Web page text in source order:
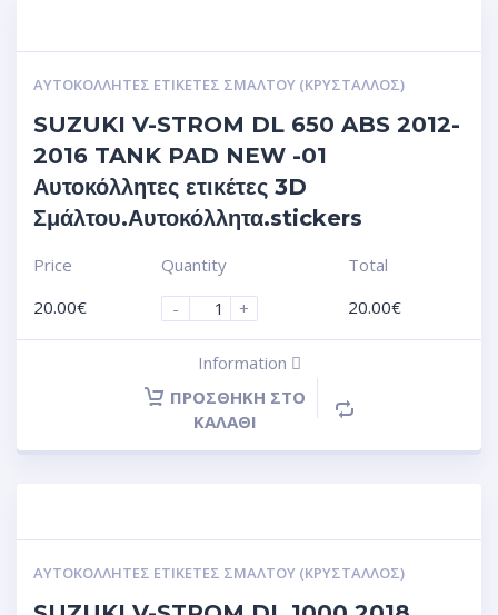
ΑΥΤΟΚΌΛΛΗΤΕΣ ΕΤΙΚΈΤΕΣ ΣΜΆΛΤΟΥ (ΚΡΥΣΤΑΛΛΟΣ)
SUZUKI V-STROM DL 650 ABS 2012-
2016 TANK PAD NEW -01
Αυτοκόλλητες ετικέτες 3D
Σμάλτου.Αυτοκόλλητα.stickers
Price
20.00€
Quantity
-
+
Total
20.00€
Information
ΠΡΟΣΘΉΚΗ ΣΤΟ
ΚΑΛΆΘΙ
ΑΥΤΟΚΌΛΛΗΤΕΣ ΕΤΙΚΈΤΕΣ ΣΜΆΛΤΟΥ (ΚΡΥΣΤΑΛΛΟΣ)